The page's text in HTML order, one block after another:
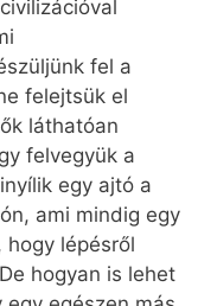
fel a
felejtsük el
láthatóan
felvegyük a
egy ajtó a
ami mindig egy
lépésről
hogyan is lehet